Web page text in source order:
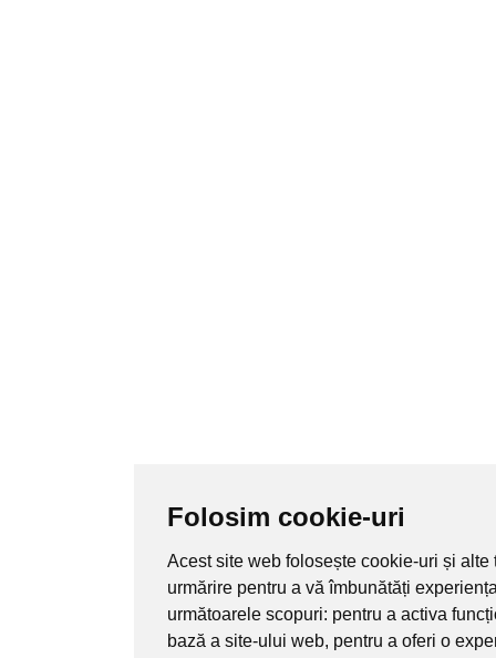
Folosim cookie-uri
Acest site web folosește cookie-uri și alte
urmărire pentru a vă îmbunătăți
următoarele scopuri: pentru a activa
bază a site-ului web, pentru a oferi o